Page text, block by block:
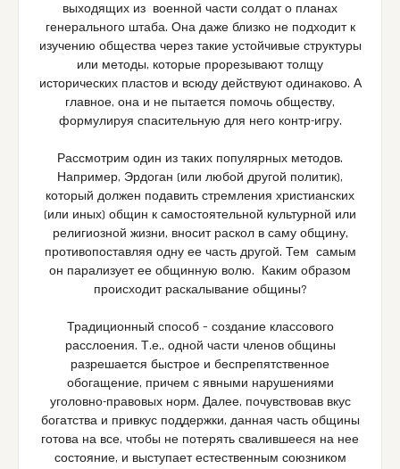
выходящих из военной части солдат о планах
генерального штаба. Она даже близко не подходит к
изучению общества через такие устойчивые структуры
или методы, которые прорезывают толщу
исторических пластов и всюду действуют одинаково. А
главное, она и не пытается помочь обществу,
формулируя спасительную для него контр-игру.
Рассмотрим один из таких популярных методов.
Например, Эрдоган (или любой другой политик),
который должен подавить стремления христианских
(или иных) общин к самостоятельной культурной или
религиозной жизни, вносит раскол в саму общину,
противопоставляя одну ее часть другой. Тем самым
он парализует ее общинную волю. Каким образом
происходит раскалывание общины?
Традиционный способ – создание классового
расслоения. Т.е., одной части членов общины
разрешается быстрое и беспрепятственное
обогащение, причем с явными нарушениями
уголовно-правовых норм. Далее, почувствовав вкус
богатства и привкус поддержки, данная часть общины
готова на все, чтобы не потерять свалившееся на нее
состояние, и выступает естественным союзником